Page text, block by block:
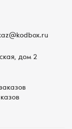
дом 2